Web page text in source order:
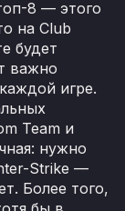
8 — этого
на Club
будет
важно
игре.
Team и
нужно
Strike —
Более того,